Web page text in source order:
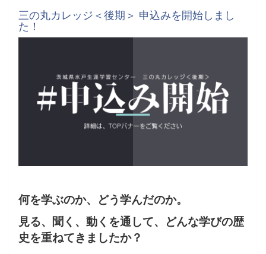
三の丸カレッジ＜後期＞ 申込みを開始しまし
た！
何を学ぶのか、どう学んだのか。
見る、聞く、動くを通して、どんな学びの歴
史を重ねてきましたか？